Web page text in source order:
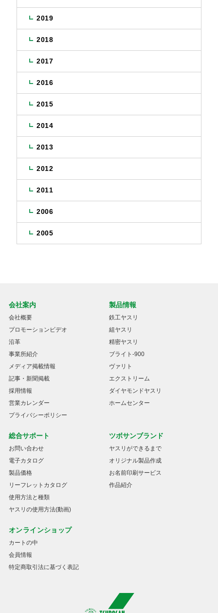
2019
2018
2017
2016
2015
2014
2013
2012
2011
2006
2005
会社案内
会社概要
プロモーションビデオ
沿革
事業所紹介
メディア掲載情報
記事・新聞掲載
採用情報
営業カレンダー
プライバシーポリシー
製品情報
鉄工ヤスリ
組ヤスリ
精密ヤスリ
ブライト-900
ヴァリト
エクストリーム
ダイヤモンドヤスリ
ホームセンター
総合サポート
お問い合わせ
電子カタログ
製品価格
リーフレットカタログ
使用方法と種類
ヤスリの使用方法(動画)
ツボサンブランド
ヤスリができるまで
オリジナル製品作成
お名前印刷サービス
作品紹介
オンラインショップ
カートの中
会員情報
特定商取引法に基づく表記